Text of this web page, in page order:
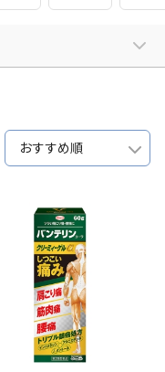
おすすめ順